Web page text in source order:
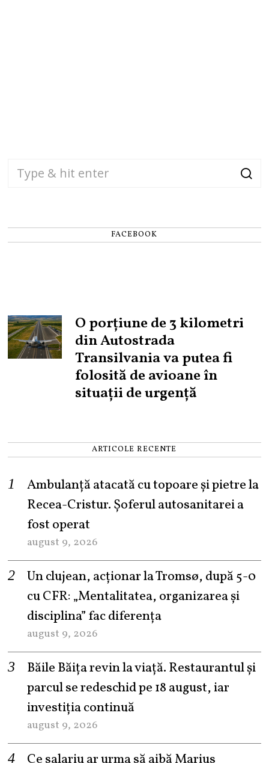
FACEBOOK
O porțiune de 3 kilometri
din Autostrada
Transilvania va putea fi
folosită de avioane în
situații de urgență
ARTICOLE RECENTE
Ambulanță atacată cu topoare și pietre la
Recea-Cristur. Șoferul autosanitarei a
fost operat
august 9, 2026
Un clujean, acționar la Tromsø, după 5-0
cu CFR: „Mentalitatea, organizarea și
disciplina” fac diferența
august 9, 2026
Băile Băița revin la viață. Restaurantul și
parcul se redeschid pe 18 august, iar
investiția continuă
august 9, 2026